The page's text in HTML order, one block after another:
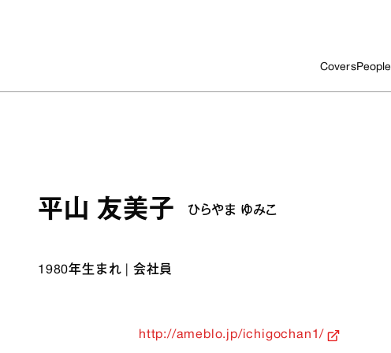
CoversPeople
平山 友美子 ひらやま ゆみこ
1980年生まれ 会社員
http://ameblo.jp/ichigochan1/